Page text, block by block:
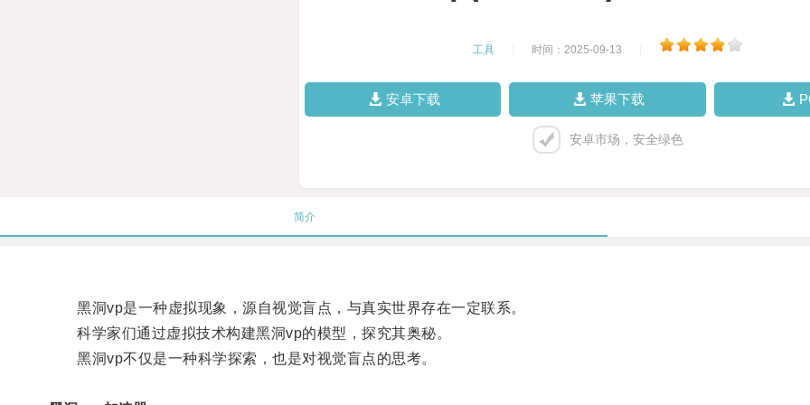
工具 时间：2025-09-13
安卓下载 苹果下载
安卓市场，安全绿色
简介
黑洞vp是一种虚拟现象，源自视觉盲点，与真实世界存在一定联系。
科学家们通过虚拟技术构建黑洞vp的模型，探究其奥秘。
黑洞vp不仅是一种科学探索，也是对视觉盲点的思考。